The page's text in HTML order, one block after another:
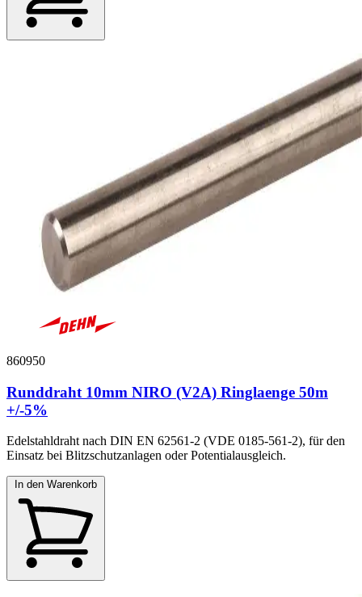
860950
Runddraht 10mm NIRO (V2A) Ringlaenge 50m
+/-5%
Edelstahldraht nach DIN EN 62561-2 (VDE 0185-561-2), für den
Einsatz bei Blitzschutzanlagen oder Potentialausgleich.
In den Warenkorb